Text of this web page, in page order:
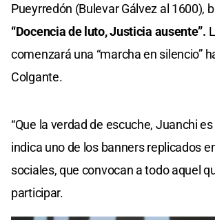
Pueyrredón (Bulevar Gálvez al 1600),
“Docencia de luto, Justicia ausente”.
comenzará una “marcha en silencio”
Colgante.
“Que la verdad de escuche, Juanchi
indica uno de los banners replicados
sociales, que convocan a todo aquel
participar.